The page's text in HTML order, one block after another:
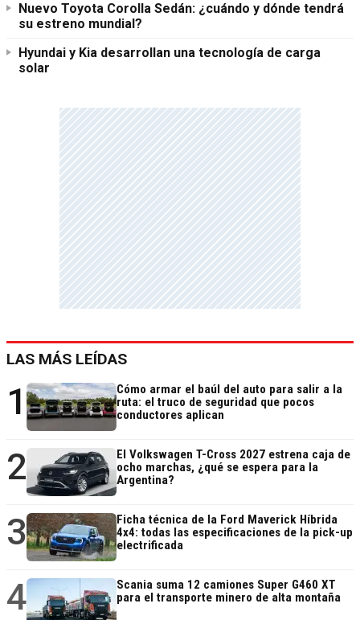
Nuevo Toyota Corolla Sedán: ¿cuándo y dónde tendrá
su estreno mundial?
Hyundai y Kia desarrollan una tecnología de carga
solar
LAS MÁS LEÍDAS
1
Cómo armar el baúl del auto para salir a la
ruta: el truco de seguridad que pocos
conductores aplican
2
El Volkswagen T-Cross 2027 estrena caja de
ocho marchas, ¿qué se espera para la
Argentina?
3
Ficha técnica de la Ford Maverick Híbrida
4x4: todas las especificaciones de la pick-up
electrificada
4
Scania suma 12 camiones Super G460 XT
para el transporte minero de alta montaña